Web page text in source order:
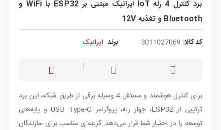
برد کنترل 4 رله IoT ایرانیک مبتنی بر ESP32 با WiFi و
Bluetooth و تغذیه 12V
کد کالا: 3011027069 برند ایرانیک
برای کنترل هوشمند و مستقل 4 وسیله برقی از طریق شبکه، این برد
ترکیبی از ESP32، چهار رله، پروگرامر USB Type-C و پایه‌های
توسعه را در اختیار شما قرار می‌دهد. گزینه‌ای مناسب برای سازندگان